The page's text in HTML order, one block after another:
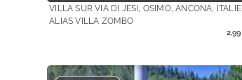
VILLA SUR VIA DI JESI, OSIMO, ANCONA, ITALIE
ALIAS VILLA ZOMBO
2,99